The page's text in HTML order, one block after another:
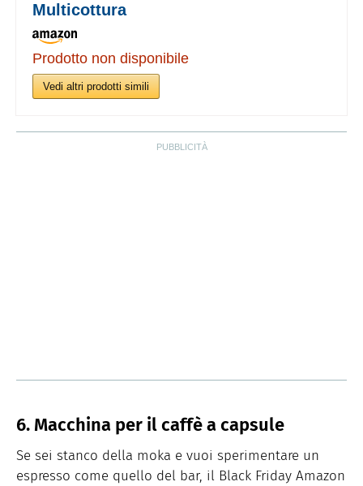
Multicottura
Prodotto non disponibile
Vedi altri prodotti simili
6. Macchina per il caffè a capsule
Se sei stanco della moka e vuoi sperimentare un
espresso come quello del bar, il Black Friday Amazon